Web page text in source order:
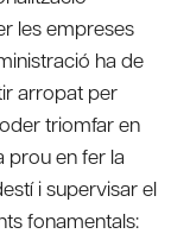
les empreses
ha de
arropat per
triomfar en
prou en fer la
i supervisar el
fonamentals: